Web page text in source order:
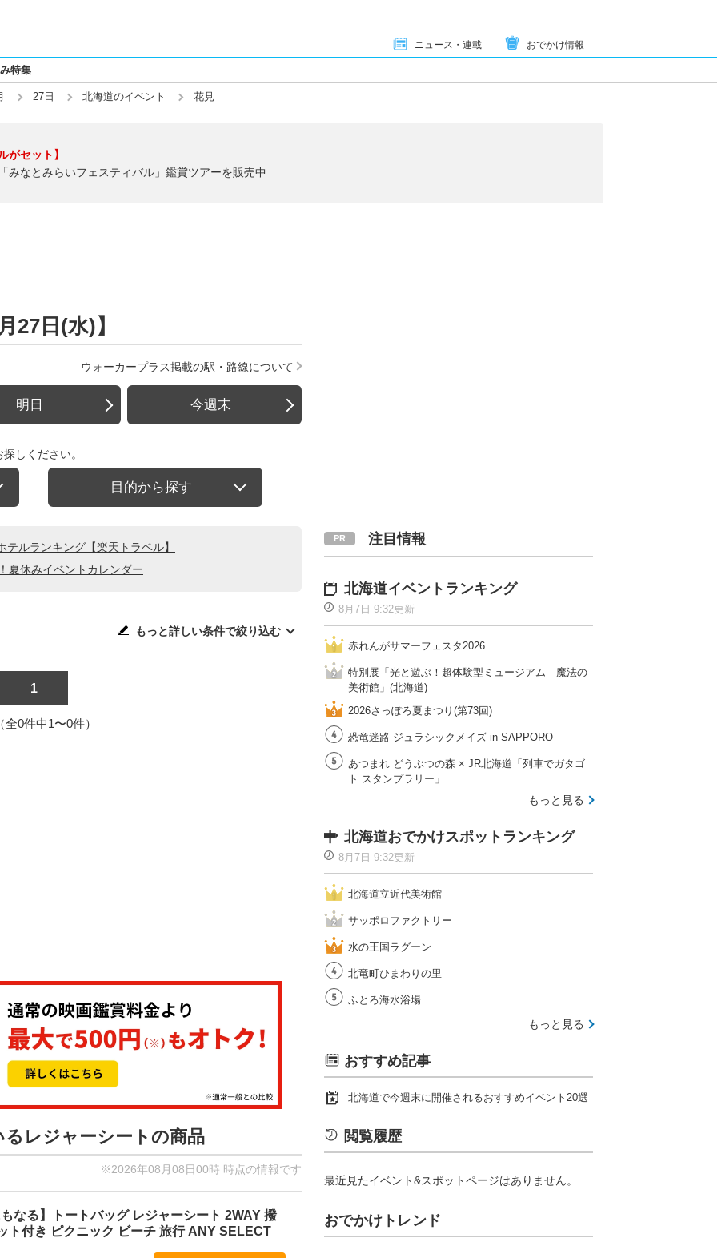
ニュース・連載 おでかけ情報
特集
27日 北海道のイベント 花見
がセット】
みなとみらいフェスティバル」鑑賞ツアーを販売中
27日(水)】
ウォーカープラス掲載の駅・路線について
明日 今週末
しください。
目的から探す
ルランキング【楽天トラベル】
夏休みイベントカレンダー
もっと詳しい条件で絞り込む
1
全0件中1〜0件）
レジャーシートの商品
※2026年08月08日00時 時点の情報です
なる】トートバッグ レジャーシート 2WAY 撥
ト付き ピクニック ビーチ 旅行 ANY SELECT
注目情報
北海道イベントランキング
8月7日 9:32更新
赤れんがサマーフェスタ2026
特別展「光と遊ぶ！超体験型ミュージアム 魔法の
美術館」(北海道)
2026さっぽろ夏まつり(第73回)
恐竜迷路 ジュラシックメイズ in SAPPORO
あつまれ どうぶつの森 × JR北海道「列車でガタゴ
ト スタンプラリー」
もっと見る
北海道おでかけスポットランキング
8月7日 9:32更新
北海道立近代美術館
サッポロファクトリー
水の王国ラグーン
北竜町ひまわりの里
ふとろ海水浴場
もっと見る
おすすめ記事
北海道で今週末に開催されるおすすめイベント20選
閲覧履歴
最近見たイベント&スポットページはありません。
おでかけトレンド